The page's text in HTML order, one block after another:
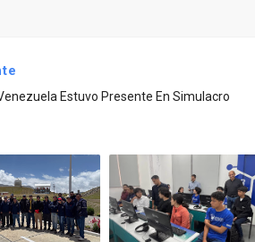
Estuvo Presente En Simulacro